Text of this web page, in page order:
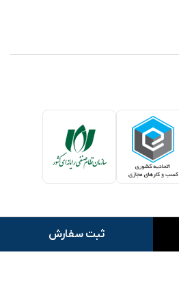
ثبت سفارش